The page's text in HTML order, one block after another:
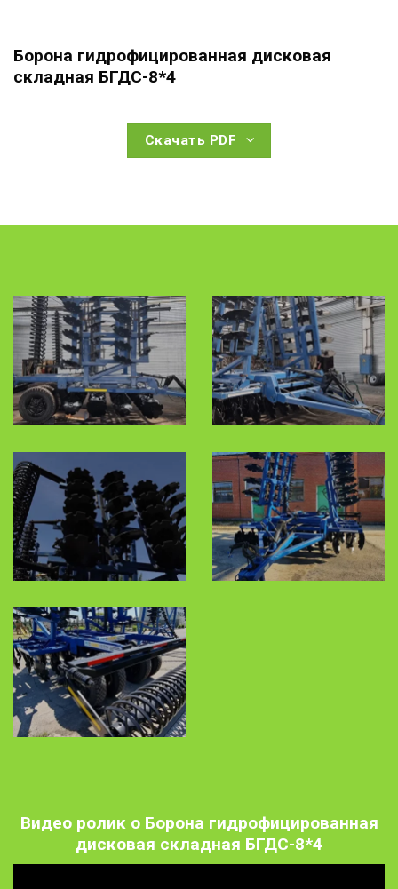
Борона гидрофицированная дисковая
складная БГДС-8*4
Скачать PDF
Видео ролик о Борона гидрофицированная
дисковая складная БГДС-8*4